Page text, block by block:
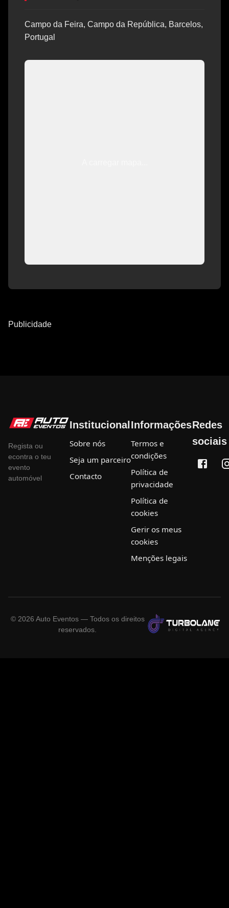
Campo da Feira, Campo da República, Barcelos,
Portugal
Publicidade
Regista ou
econtra o teu
evento
automóvel
Institucional
Sobre nós
Seja um parceiro
Contacto
Informações
Termos e
condições
Política de
privacidade
Política de
cookies
Gerir os meus
cookies
Menções legais
Redes
sociais
© 2026 Auto Eventos — Todos os direitos
reservados.